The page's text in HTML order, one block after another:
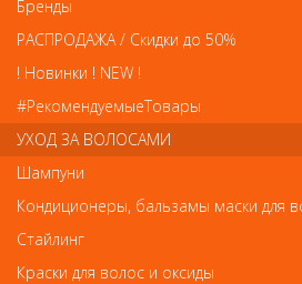
SEO
Деваль Шпильки прямые черные 60мм/
Деваль Шпильки прямые
60мм/200гр SLT60P-1/200
Бренды
РАСПРОДАЖА / Скидки до 50%
! Новинки ! NEW !
#РекомендуемыеТовары
УХОД ЗА ВОЛОСАМИ
Шампуни
Кондиционеры, бальзамы маски для
Стайлинг
Краски для волос и оксиды